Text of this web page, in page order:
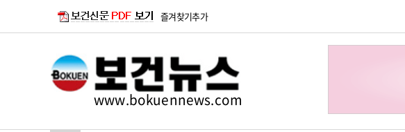
즐겨찾기추가
www.bokuennews.com